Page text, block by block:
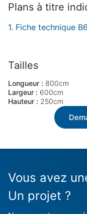
Location
Plans à titre
Fiche technique
Tailles
Longueur : 800cm
Largeur : 600cm
Hauteur : 250cm
Vous avez
Un projet ?